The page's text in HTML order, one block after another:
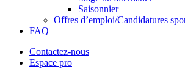
Saisonnier
Offres d’emploi/Candidatures
FAQ
Contactez-nous
Espace pro